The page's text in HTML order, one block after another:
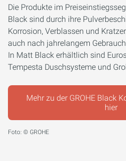
Die Produkte im
Black sind durch ihre
Korrosion, Verblassen und
auch nach jahrelangem
In Matt Black erhältlich sind
Tempesta Duschsysteme und
Mehr zu der GROHE Black
hier
Foto: © GROHE